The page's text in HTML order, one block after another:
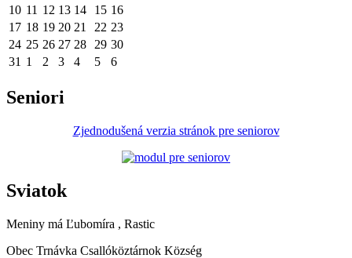
10 11 12 13 14 15 16
17 18 19 20 21 22 23
24 25 26 27 28 29 30
31 1 2 3 4 5 6
Seniori
Zjednodušená verzia stránok pre seniorov
Sviatok
Meniny má Ľubomíra , Rastic
Obec Trnávka Csallóköztárnok Község